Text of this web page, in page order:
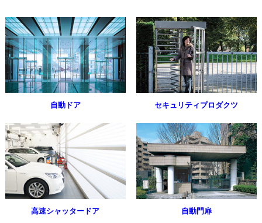
自動ドア セキュリティプロダクツ
高速シャッタードア 自動門扉